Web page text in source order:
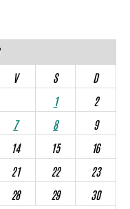
V S
D
1
2
7 8
9
14 15
16
21 22
23
28 29
30